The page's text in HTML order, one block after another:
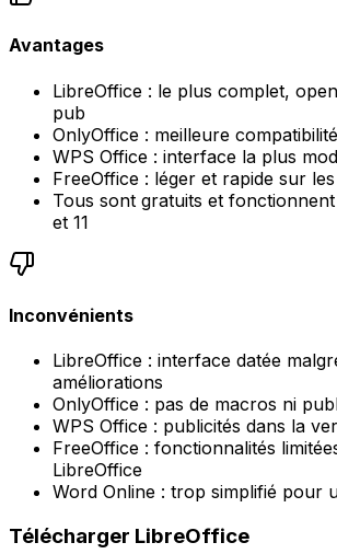
Avantages
LibreOffice : le plus complet,
pub
OnlyOffice : meilleure
WPS Office : interface la plus
FreeOffice : léger et rapide sur
Tous sont gratuits et
et 11
Inconvénients
LibreOffice : interface datée
améliorations
OnlyOffice : pas de macros ni
WPS Office : publicités dans la
FreeOffice : fonctionnalités
LibreOffice
Word Online : trop simplifié pour
Télécharger LibreOffice